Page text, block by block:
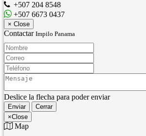
+507 204 8548
+507 6673 0437
× Close
Contactar Impilo Panama
Nombre:
Correo:
Teléfono:
Mensaje:
Deslice la flecha para poder enviar
Enviar
Cerrar
×Close
Map